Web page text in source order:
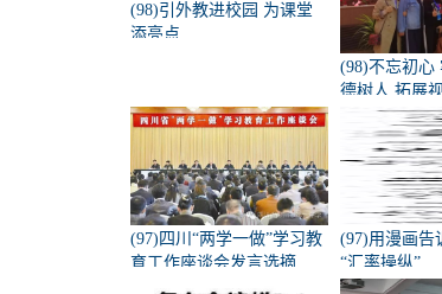
(98)引外教进校园 为课堂
添亮点
(98)不忘初心
德树人 拓展
琴名师工作
加中国教育
(97)四川“两学一做”学习教
育工作座谈会发言选摘
(97)用漫画告
“汇率操纵”